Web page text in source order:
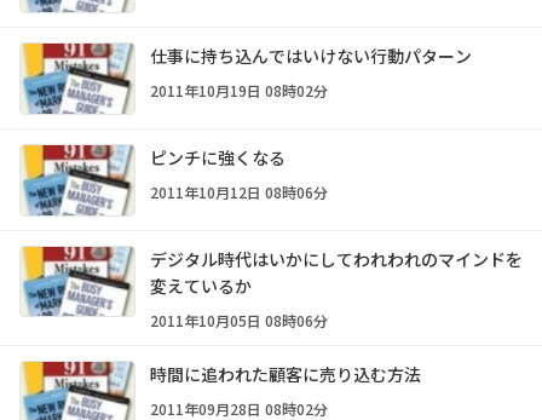
仕事に持ち込んではいけない行動パターン
2011年10月19日 08時02分
ピンチに強くなる
2011年10月12日 08時06分
デジタル時代はいかにしてわれわれのマインドを
変えているか
2011年10月05日 08時06分
時間に追われた顧客に売り込む方法
2011年09月28日 08時02分